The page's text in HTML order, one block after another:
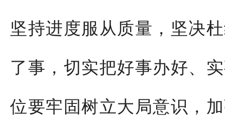
坚持进度服从质量，坚决
了事，切实把好事办好、
位要牢固树立大局意识，